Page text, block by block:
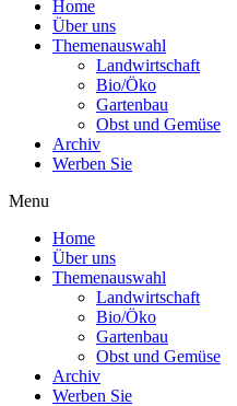
Home
Über uns
Themenauswahl
Landwirtschaft
Bio/Öko
Gartenbau
Obst und Gemüse
Archiv
Werben Sie
Menu
Home
Über uns
Themenauswahl
Landwirtschaft
Bio/Öko
Gartenbau
Obst und Gemüse
Archiv
Werben Sie